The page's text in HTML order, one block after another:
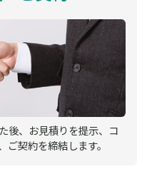
後、お見積りを提示、コ
契約を締結します。